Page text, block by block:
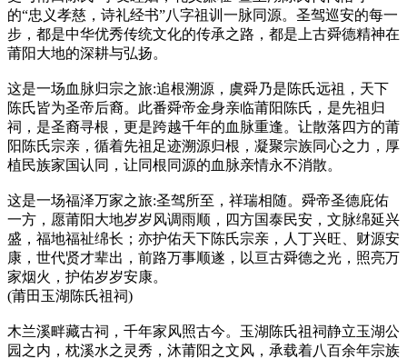
的“忠义孝慈，诗礼经书”八字祖训一脉同源。圣驾巡安的每一
步，都是中华优秀传统文化的传承之路，都是上古舜德精神在
莆阳大地的深耕与弘扬。
这是一场血脉归宗之旅:追根溯源，虞舜乃是陈氏远祖，天下
陈氏皆为圣帝后裔。此番舜帝金身亲临莆阳陈氏，是先祖归
祠，是圣裔寻根，更是跨越千年的血脉重逢。让散落四方的莆
阳陈氏宗亲，循着先祖足迹溯源归根，凝聚宗族同心之力，厚
植民族家国认同，让同根同源的血脉亲情永不消散。
这是一场福泽万家之旅:圣驾所至，祥瑞相随。舜帝圣德庇佑
一方，愿莆阳大地岁岁风调雨顺，四方国泰民安，文脉绵延兴
盛，福地福祉绵长；亦护佑天下陈氏宗亲，人丁兴旺、财源安
康，世代贤才辈出，前路万事顺遂，以亘古舜德之光，照亮万
家烟火，护佑岁岁安康。
(莆田玉湖陈氏祖祠)
木兰溪畔藏古祠，千年家风照古今。玉湖陈氏祖祠静立玉湖公
园之内，枕溪水之灵秀，沐莆阳之文风，承载着八百余年宗族